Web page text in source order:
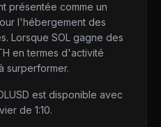
présentée comme un
l'hébergement des
Lorsque SOL gagne des
en termes d'activité
surperformer.
est disponible avec
de 1:10.